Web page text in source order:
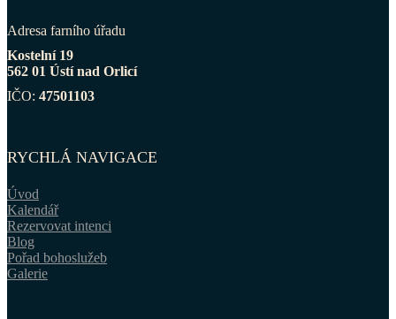
Adresa farního úřadu
Kostelní 19
562 01 Ústí nad Orlicí
IČO: 47501103
RYCHLÁ NAVIGACE
Úvod
Kalendář
Rezervovat intenci
Blog
Pořad bohoslužeb
Galerie